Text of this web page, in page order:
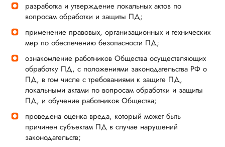
разработка и утверждение локальных актов по
вопросам обработки и защиты ПД;
применение правовых, организационных и технических
мер по обеспечению безопасности ПД;
ознакомление работников Общества осуществляющих
обработку ПД, с положениями законодательства РФ о
ПД, в том числе с требованиями к защите ПД,
локальными актами по вопросам обработки и защиты
ПД, и обучение работников Общества;
проведена оценка вреда, который может быть
причинен субъектам ПД в случае нарушений
законодательств;